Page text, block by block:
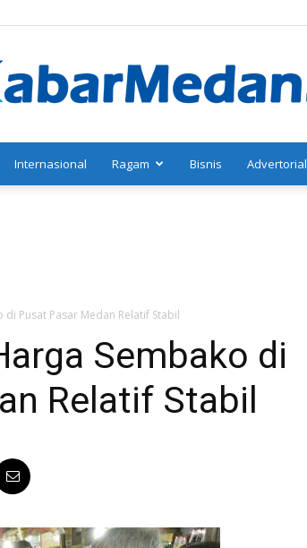
Internasional Ragam Bisnis Advertorial
di Pusat Pasar Medan Relatif Stabil
Sembako di
Relatif Stabil